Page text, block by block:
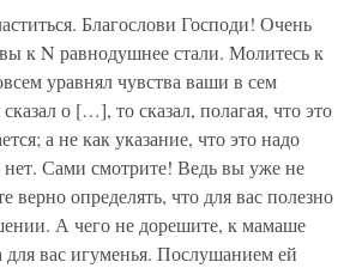
Благослови Господи! Очень
к N равнодушнее стали. Молитесь к
уравнял чувства ваши в сем
о […], то сказал, полагая, что это
а не как указание, что это надо
нет. Сами смотрите! Ведь вы уже не
верно определять, что для вас полезно
А чего не дорешите, к мамаше
вас игуменья. Послушанием ей